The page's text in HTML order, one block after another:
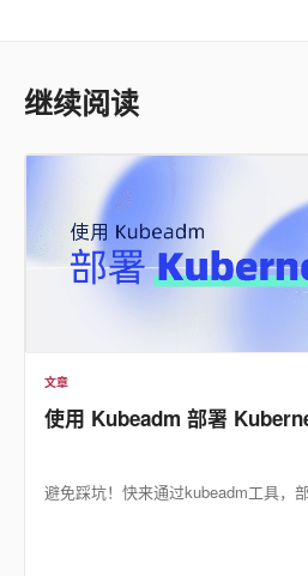
继续阅读
文章
使用 Kubeadm 部署
避免踩坑！快来通过kubeadm工具，